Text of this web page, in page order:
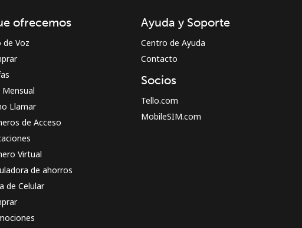
ofrecemos
de Voz
Mensual
Llamar
de Acceso
Virtual
de ahorros
de Celular
Ayuda y Soporte
Centro de Ayuda
Contacto
Socios
Tello.com
MobileSIM.com